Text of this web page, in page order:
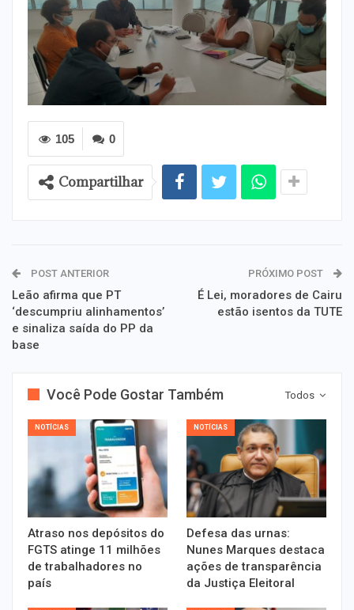
0
105
Compartilhar
POST ANTERIOR
Leão afirma que PT
‘descumpriu alinhamentos’
e sinaliza saída do PP da
base
PRÓXIMO POST
É Lei, moradores de Cairu
estão isentos da TUTE
Todos
Você Pode Gostar Também
NOTÍCIAS
Atraso nos depósitos do
FGTS atinge 11 milhões
de trabalhadores no
país
NOTÍCIAS
Defesa das urnas:
Nunes Marques destaca
ações de transparência
da Justiça Eleitoral